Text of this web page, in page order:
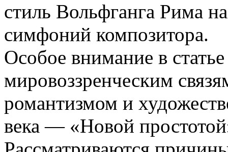
стиль Вольфганга Рима
симфоний композитора.
Особое внимание в
мировоззренческим
романтизмом и
века — «Новой